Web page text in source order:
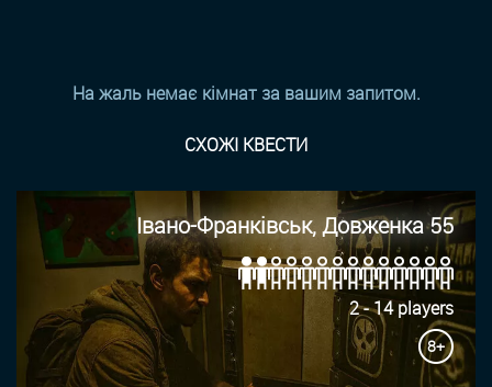
На жаль немає кімнат за вашим запитом.
СХОЖІ КВЕСТИ
Івано-Франківськ, Довженка 55
2 - 14 players
8+